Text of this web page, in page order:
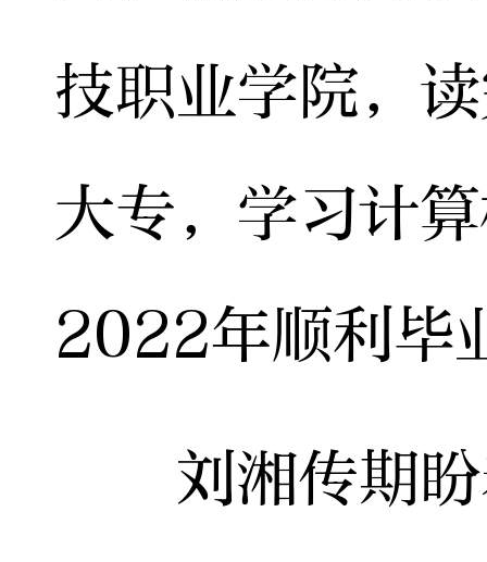
技职业学院，
大专，学习计
2022年顺利毕
刘湘传期盼